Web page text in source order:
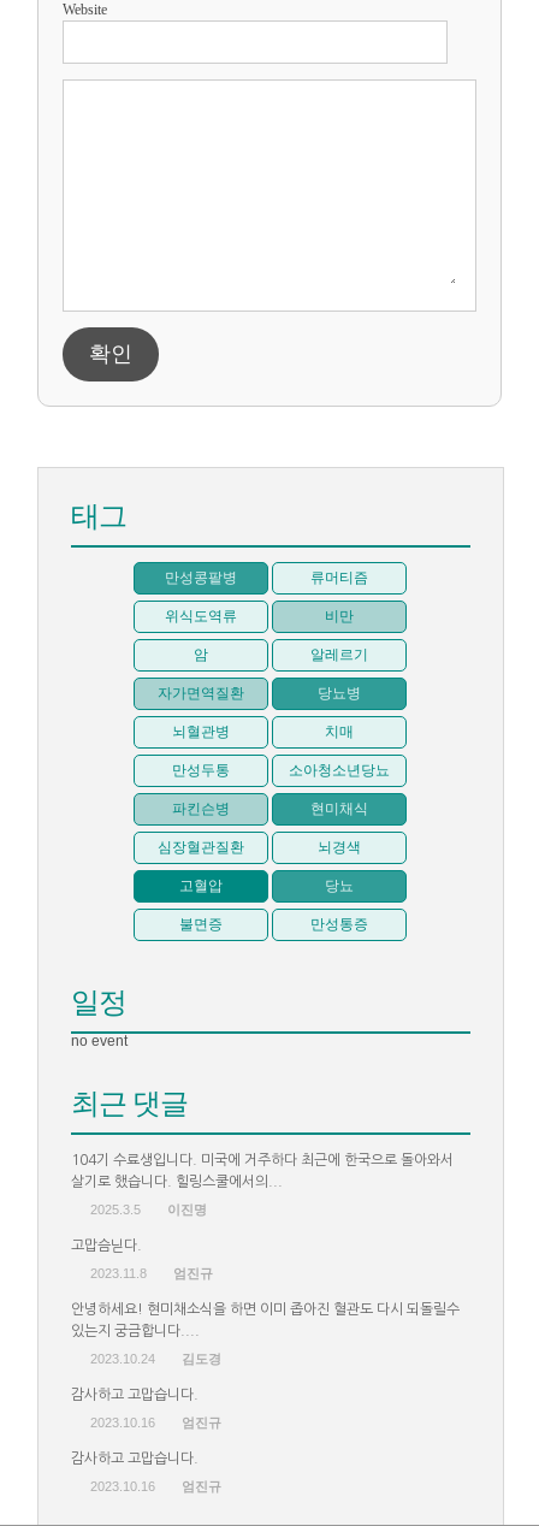
Website
확인
태그
만성콩팥병 류머티즘
위식도역류 비만
암 알레르기
자가면역질환 당뇨병
뇌혈관병 치매
만성두통 소아청소년당뇨
파킨슨병 현미채식
심장혈관질환 뇌경색
고혈압 당뇨
불면증 만성통증
일정
no event
최근 댓글
104기 수료생입니다. 미국에 거주하다 최근에 한국으로 돌아와서
살기로 했습니다. 힐링스쿨에서의...
2025.3.5
이진명
고맙슴닏다.
2023.11.8
엄진규
안녕하세요! 현미채소식을 하면 이미 좁아진 혈관도 다시 되돌릴수
있는지 궁금합니다....
2023.10.24
김도경
감사하고 고맙습니다.
2023.10.16
엄진규
감사하고 고맙습니다.
2023.10.16
엄진규